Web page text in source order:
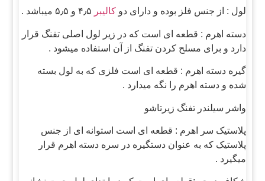
لول : از جنس فلز بوده و دارای دوکالیبر
دسته اهرم : قطعه ای است که در زیر لول اصلی تفنگ قرار
دارد و برای مسلح کردن تفنگ از آن استفاده میشود .
گیره دسته اهرم : قطعه ای است فلزی که به لول بسته
شده و دسته اهرم را نگه میدارد .
واشر سیلندر تفنگ زیرتاشو
پلاستیک سر اهرم : قطعه ای است استوانه ای از جنس
پلاستیک که به عنوان دستگیره در سره دسته اهرم قرار
میگیرد .